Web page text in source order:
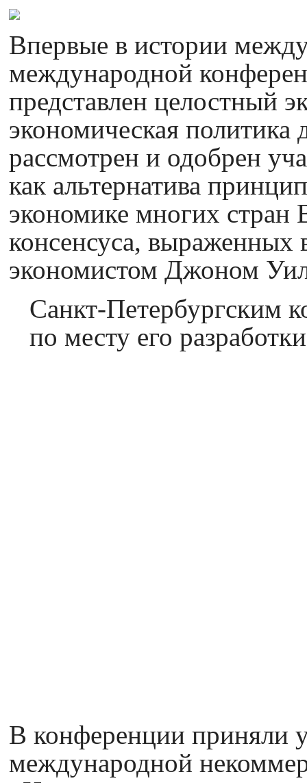
Впервые в истории
международной
представлен целостный
экономическая
рассмотрен и одобрен
как альтернатива
экономике многих стран
консенсуса, выраженных
экономистом Джоном
Санкт-Петербургским
по месту его
В конференции приняли
международной